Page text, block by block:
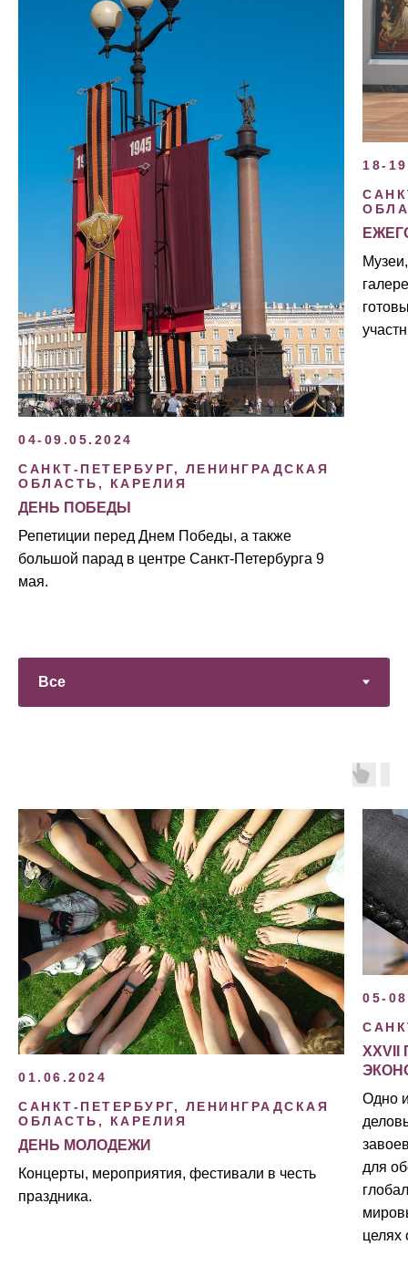
04-09.05.2024
САНКТ-ПЕТЕРБУРГ, ЛЕНИНГРАДСКАЯ
ОБЛАСТЬ, КАРЕЛИЯ
ДЕНЬ ПОБЕДЫ
Репетиции перед Днем Победы, а также
большой парад в центре Санкт-Петербурга 9
мая.
18-
01.06.2024
САНКТ-ПЕТЕРБУРГ, ЛЕНИНГРАДСКАЯ
ОБЛАСТЬ, КАРЕЛИЯ
ДЕНЬ МОЛОДЕЖИ
Концерты, мероприятия, фестивали в честь
праздника.
05-
Одно
для
целях